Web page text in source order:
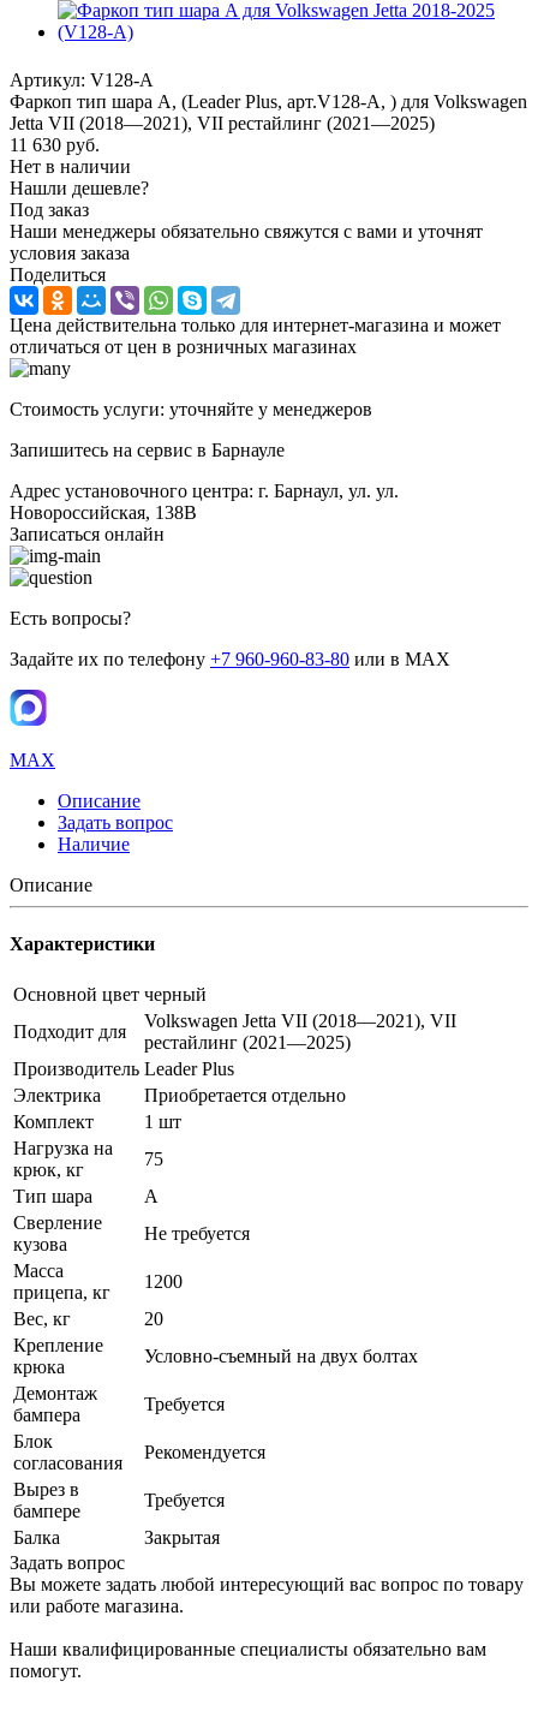
Артикул: V128-A
Фаркоп тип шара A, (Leader Plus, арт.V128-A, ) для Volkswagen
Jetta VII (2018—2021), VII рестайлинг (2021—2025)
11 630 руб.
Нет в наличии
Нашли дешевле?
Под заказ
Наши менеджеры обязательно свяжутся с вами и уточнят
условия заказа
Поделиться
Цена действительна только для интернет-магазина и может
отличаться от цен в розничных магазинах
Стоимость услуги: уточняйте у менеджеров
Запишитесь на сервис в Барнауле
Адрес установочного центра: г. Барнаул, ул. ул.
Новороссийская, 138В
Записаться онлайн
Есть вопросы?
Задайте их по телефону +7 960-960-83-80 или в MAX
MAX
Описание
Задать вопрос
Наличие
Описание
Характеристики
Основной цвет черный
Подходит для
Volkswagen Jetta VII (2018—2021), VII
рестайлинг (2021—2025)
Производитель Leader Plus
Электрика
Приобретается отдельно
Комплект
1 шт
Нагрузка на
крюк, кг
75
Тип шара
A
Сверление
кузова
Не требуется
Масса
прицепа, кг
1200
Вес, кг
20
Крепление
крюка
Условно-съемный на двух болтах
Демонтаж
бампера
Требуется
Блок
согласования
Рекомендуется
Вырез в
бампере
Требуется
Балка
Закрытая
Задать вопрос
Вы можете задать любой интересующий вас вопрос по товару
или работе магазина.
Наши квалифицированные специалисты обязательно вам
помогут.